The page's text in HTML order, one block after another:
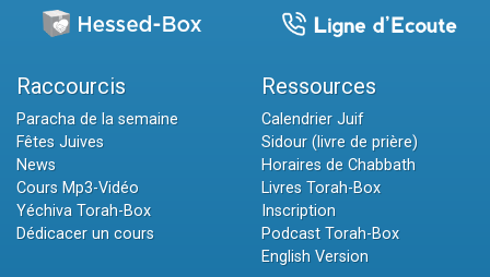
Raccourcis
Paracha de la semaine
Fêtes Juives
News
Cours Mp3-Vidéo
Yéchiva Torah-Box
Dédicacer un cours
Ressources
Calendrier Juif
Sidour (livre de prière)
Horaires de Chabbath
Livres Torah-Box
Inscription
Podcast Torah-Box
English Version